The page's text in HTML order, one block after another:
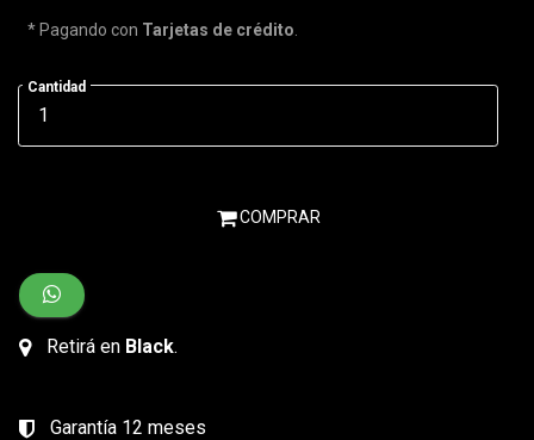
* Pagando con Tarjetas de crédito
Cantidad
COMPRAR
Retirá en Black.
Garantía 12 meses